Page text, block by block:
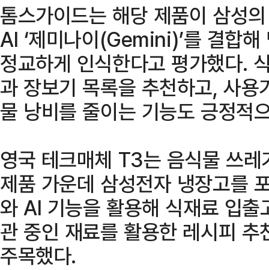
톰스가이드는 해당 제품이 삼성
AI ‘제미나이(Gemini)’를 결합
정교하게 인식한다고 평가했다.
과 장보기 목록을 추천하고, 사
물 낭비를 줄이는 기능도 긍정적
영국 테크매체 T3는 음식물 쓰
제품 가운데 삼성전자 냉장고를
와 AI 기능을 활용해 식재료 입
관 중인 재료를 활용한 레시피
주목했다.